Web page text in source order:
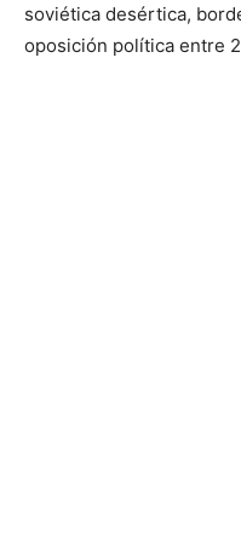
soviética desértica,
oposición política entre